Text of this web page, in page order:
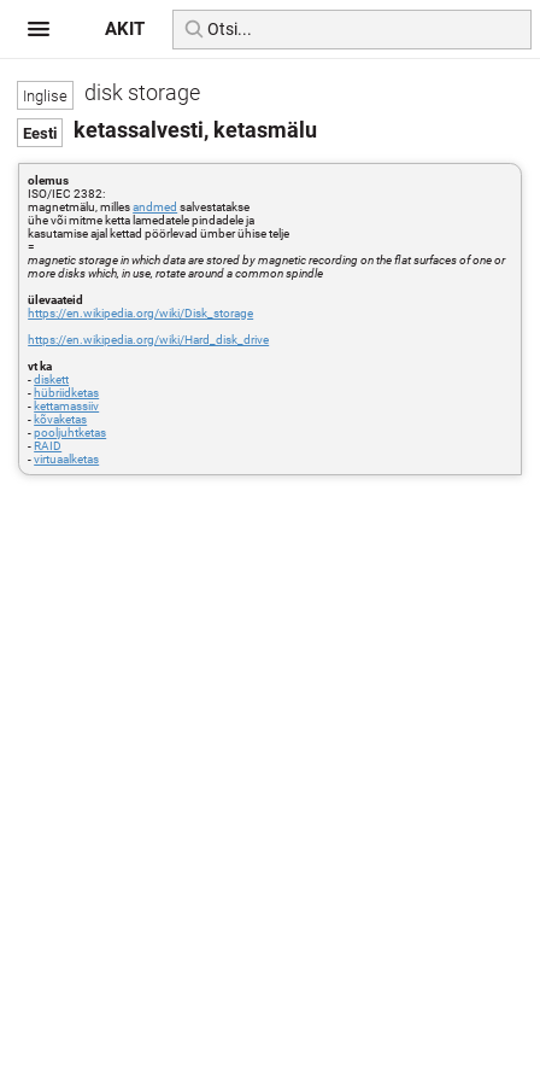
disk storage
ketassalvesti, ketasmälu
olemus
ISO/IEC 2382:
magnetmälu, millesandmed salvestatakse
ühe või mitme ketta lamedatele pindadele ja
kasutamise ajal kettad pöörlevad ümber ühise telje
=
magnetic storage in which data are stored by magnetic recording on the flat surfaces of one or
more disks which, in use, rotate around a common spindle
ülevaateid
https://en.wikipedia.org/wiki/Disk_storage
https://en.wikipedia.org/wiki/Hard_disk_drive
vt ka
-diskett
- hübriidketas
- kettamassiiv
- kõvaketas
-pooljuhtketas
-RAID
-virtuaalketas
AKIT